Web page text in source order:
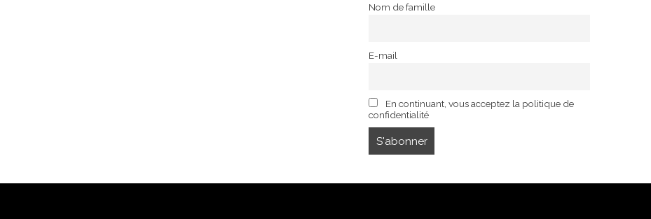
Nom de famille
E-mail
En continuant, vous acceptez la politique de
confidentialité